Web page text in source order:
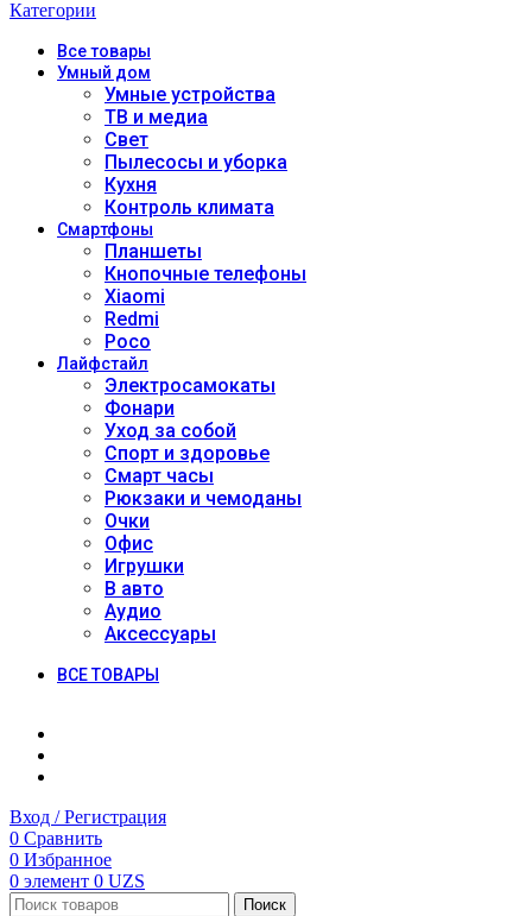
Категории
Всетовары
Умный дом
Умные устройства
ТВ и медиа
Свет
Пылесосы и уборка
Кухня
Контроль климата
Смартфоны
Планшеты
Кнопочные телефоны
Xiaomi
Redmi
Poco
Лайфстайл
Электросамокаты
Фонари
Уход за собой
Спорт и здоровье
Смарт часы
Рюкзаки и чемоданы
Очки
Офис
Игрушки
В авто
Аудио
Аксессуары
ВСЕ ТОВАРЫ
Вход / Регистрация
0 Сравнить
0 Избранное
0 элемент 0 UZS
Поиск